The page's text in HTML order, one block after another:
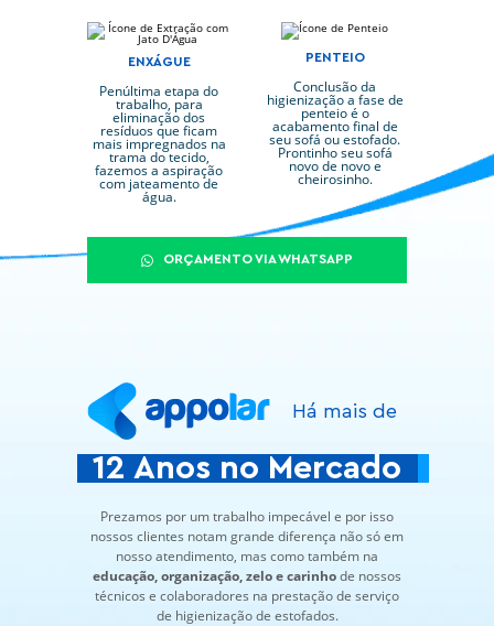
ENXÁGUE
Penúltima etapa do
trabalho, para
eliminação dos
resíduos que ficam
mais impregnados na
trama do tecido,
fazemos a aspiração
com jateamento de
água.
PENTEIO
Conclusão da
higienização a fase de
penteio é o
acabamento final de
seu sofá ou estofado.
Prontinho seu sofá
novo de novo e
cheirosinho.
ORÇAMENTO VIA WHATSAPP
Há mais de
12 Anos no Mercado
Prezamos por um trabalho impecável e por isso
nossos clientes notam grande diferença não só em
nosso atendimento, mas como também na
educação, organização, zelo e carinhode nossos
técnicos e colaboradores na prestação de serviço
de higienização de estofados.